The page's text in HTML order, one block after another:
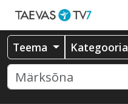
Teema Kategooria